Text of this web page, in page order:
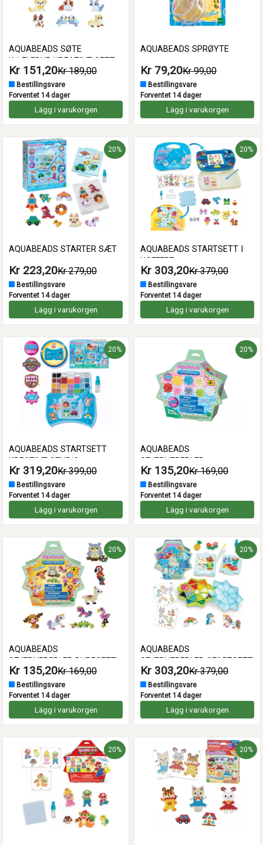
AQUABEADS SØTE
KJÆLEDYR KREATIVT SETT
Kr 151,20Kr 189,00
Bestillingsvare
Forventet 14 dager
Lägg i varukorgen
AQUABEADS SPRØYTE
Kr 79,20Kr 99,00
Bestillingsvare
Forventet 14 dager
Lägg i varukorgen
20%
AQUABEADS STARTER SÆT
Kr 223,20Kr 279,00
Bestillingsvare
Forventet 14 dager
Lägg i varukorgen
20%
AQUABEADS STARTSETT I
KOFFERT
Kr 303,20Kr 379,00
Bestillingsvare
Forventet 14 dager
Lägg i varukorgen
20%
AQUABEADS STARTSETT
KREATIVT STUDIO
Kr 319,20Kr 399,00
Bestillingsvare
Forventet 14 dager
Lägg i varukorgen
20%
AQUABEADS
STJERNEPERLER
Kr 135,20Kr 169,00
Bestillingsvare
Forventet 14 dager
Lägg i varukorgen
20%
AQUABEADS
STJERNEPERLER DYRESETT
Kr 135,20Kr 169,00
Bestillingsvare
Forventet 14 dager
Lägg i varukorgen
20%
AQUABEADS
STJERNEPERLER STARTSETT
Kr 303,20Kr 379,00
Bestillingsvare
Forventet 14 dager
Lägg i varukorgen
20% 20%